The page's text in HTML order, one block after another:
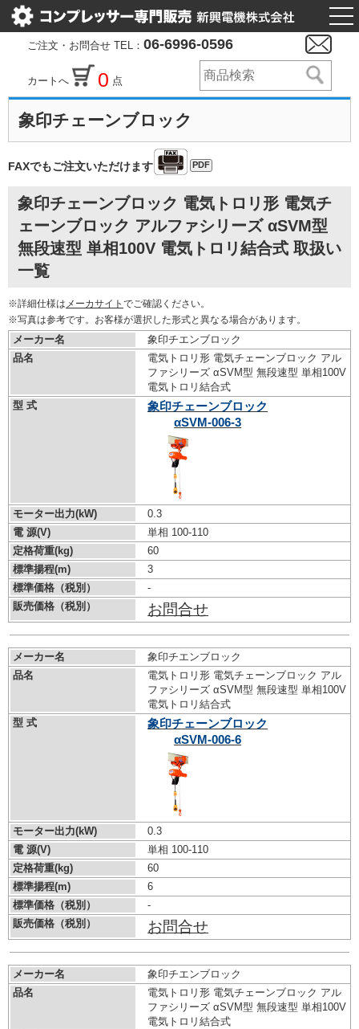
ご注文・お問合せ TEL： 06-6996-0596
カートへ 0 点
象印チェーンブロック
FAXでもご注文いただけます PDF
象印チェーンブロック 電気トロリ形 電気チ
ェーンブロック アルファシリーズ αSVM型
無段速型 単相100V 電気トロリ結合式 取扱い
一覧
※詳細仕様は メーカサイト でご確認ください。
※写真は参考です。お客様が選択した形式と異なる場合があります。
メーカー名
象印チエンブロック
品名
電気トロリ形 電気チェーンブロック アル
ファシリーズ αSVM型 無段速型 単相100V
電気トロリ結合式
型 式
象印チェーンブロック
αSVM-006-3
モーター出力(kW)
0.3
電 源(V)
単相 100-110
定格荷重(kg)
60
標準揚程(m)
3
標準価格（税別）
-
販売価格（税別）
お問合せ
メーカー名
象印チエンブロック
品名
電気トロリ形 電気チェーンブロック アル
ファシリーズ αSVM型 無段速型 単相100V
電気トロリ結合式
型 式
象印チェーンブロック
αSVM-006-6
モーター出力(kW)
0.3
電 源(V)
単相 100-110
定格荷重(kg)
60
標準揚程(m)
6
標準価格（税別）
-
販売価格（税別）
お問合せ
メーカー名
象印チエンブロック
品名
電気トロリ形 電気チェーンブロック アル
ファシリーズ αSVM型 無段速型 単相100V
電気トロリ結合式